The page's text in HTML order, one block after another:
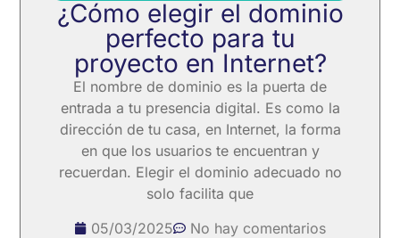
¿Cómo elegir el dominio
perfecto para tu
proyecto en Internet?
El nombre de dominio es la puerta de
entrada a tu presencia digital. Es como la
dirección de tu casa, en Internet, la forma
en que los usuarios te encuentran y
recuerdan. Elegir el dominio adecuado no
solo facilita que
05/03/2025
No hay comentarios